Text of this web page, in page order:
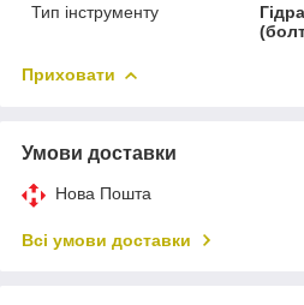
Тип інструменту
Приховати
Умови доставки
Нова Пошта
Всі умови доставки